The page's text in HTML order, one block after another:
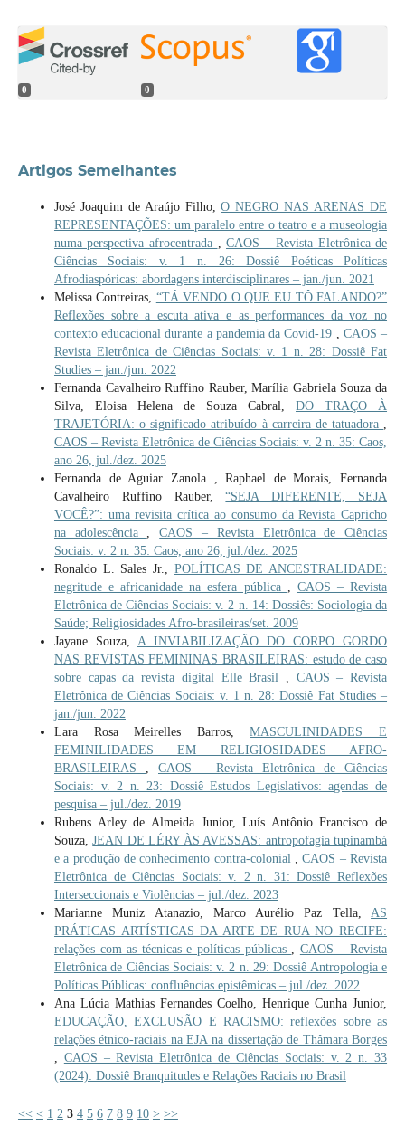
0 0
Artigos Semelhantes
José Joaquim de Araújo Filho,O NEGRO NAS ARENAS DE
REPRESENTAÇÕES: um paralelo entre o teatro e a museologia
numa perspectiva afrocentrada
,CAOS – Revista Eletrônica de
Ciências Sociais: v. 1 n. 26: Dossiê Poéticas Políticas
Afrodiaspóricas: abordagens interdisciplinares – jan./jun. 2021
Melissa Contreiras, “TÁ VENDO O QUE EU TÔ FALANDO?”
Reflexões sobre a escuta ativa e as performances da voz no
contexto educacional durante a pandemia da Covid-19
CAOS –
Revista Eletrônica de Ciências Sociais: v. 1 n. 28: Dossiê Fat
Studies – jan./jun. 2022
Fernanda Cavalheiro Ruffino Rauber, Marília Gabriela Souza da
Silva, Eloisa Helena de Souza Cabral,DO TRAÇO À
TRAJETÓRIA: o significado atribuído à carreira de tatuadora
CAOS – Revista Eletrônica de Ciências Sociais: v. 2 n. 35: Caos,
ano 26, jul./dez. 2025
Fernanda de Aguiar Zanola , Raphael de Morais, Fernanda
Cavalheiro Ruffino Rauber,“SEJA DIFERENTE, SEJA
VOCÊ?”: uma revisita crítica ao consumo da Revista Capricho
na adolescência
,CAOS – Revista Eletrônica de Ciências
Sociais: v. 2 n. 35: Caos, ano 26, jul./dez. 2025
Ronaldo L. Sales Jr., POLÍTICAS DE ANCESTRALIDADE:
negritude e africanidade na esfera pública
CAOS – Revista
Eletrônica de Ciências Sociais: v. 2 n. 14: Dossiês: Sociologia da
Saúde; Religiosidades Afro-brasileiras/set. 2009
Jayane Souza, A INVIABILIZAÇÃO DO CORPO GORDO
NAS REVISTAS FEMININAS BRASILEIRAS: estudo de caso
sobre capas da revista digital Elle Brasil
CAOS – Revista
Eletrônica de Ciências Sociais: v. 1 n. 28: Dossiê Fat Studies –
jan./jun. 2022
Lara Rosa Meirelles Barros,MASCULINIDADES E
FEMINILIDADES EM RELIGIOSIDADES AFRO-
BRASILEIRAS
CAOS – Revista Eletrônica de Ciências
Sociais: v. 2 n. 23: Dossiê Estudos Legislativos: agendas de
pesquisa – jul./dez. 2019
Rubens Arley de Almeida Junior, Luís Antônio Francisco de
Souza,JEAN DE LÉRY ÀS AVESSAS: antropofagia tupinambá
e a produção de conhecimento contra-colonial
,CAOS – Revista
Eletrônica de Ciências Sociais: v. 2 n. 31: Dossiê Reflexões
Interseccionais e Violências – jul./dez. 2023
Marianne Muniz Atanazio, Marco Aurélio Paz Tella, AS
PRÁTICAS ARTÍSTICAS DA ARTE DE RUA NO RECIFE:
relações com as técnicas e políticas públicas
CAOS – Revista
Eletrônica de Ciências Sociais: v. 2 n. 29: Dossiê Antropologia e
Políticas Públicas: confluências epistêmicas – jul./dez. 2022
Ana Lúcia Mathias Fernandes Coelho, Henrique Cunha Junior,
EDUCAÇÃO, EXCLUSÃO E RACISMO: reflexões sobre as
relações étnico-raciais na EJA na dissertação de Thâmara Borges
CAOS – Revista Eletrônica de Ciências Sociais: v. 2 n. 33
(2024): Dossiê Branquitudes e Relações Raciais no Brasil
<< < 1 2 3 4 5 6 7 8 9 10 > >>